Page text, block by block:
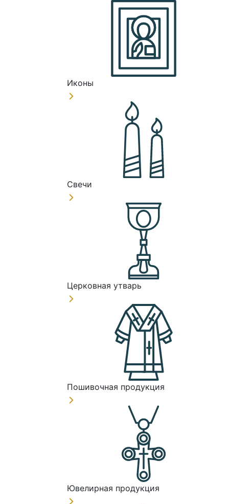
Иконы
Свечи
Церковная утварь
Пошивочная продукция
Ювелирная продукция